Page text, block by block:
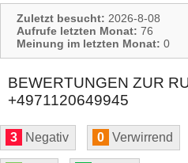
Zuletzt besucht: 2026-8-08
Aufrufe letzten Monat: 76
Meinung im letzten Monat: 0
BEWERTUNGEN ZUR
+4971120649945
3 Negativ 0 Verwirrend